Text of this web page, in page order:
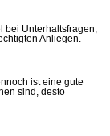
bei Unterhaltsfragen,
Anliegen.
ist eine gute
sind, desto